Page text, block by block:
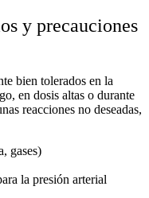
y precauciones
bien tolerados en la
en dosis altas o durante
reacciones no deseadas,
gases)
la presión arterial